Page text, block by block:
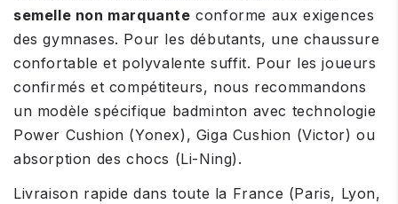
semelle non marquante conforme aux exigences
des gymnases. Pour les débutants, une chaussure
confortable et polyvalente suffit. Pour les joueurs
confirmés et compétiteurs, nous recommandons
un modèle spécifique badminton avec technologie
Power Cushion (Yonex), Giga Cushion (Victor) ou
absorption des chocs (Li-Ning).
Livraison rapide dans toute la France (Paris, Lyon,